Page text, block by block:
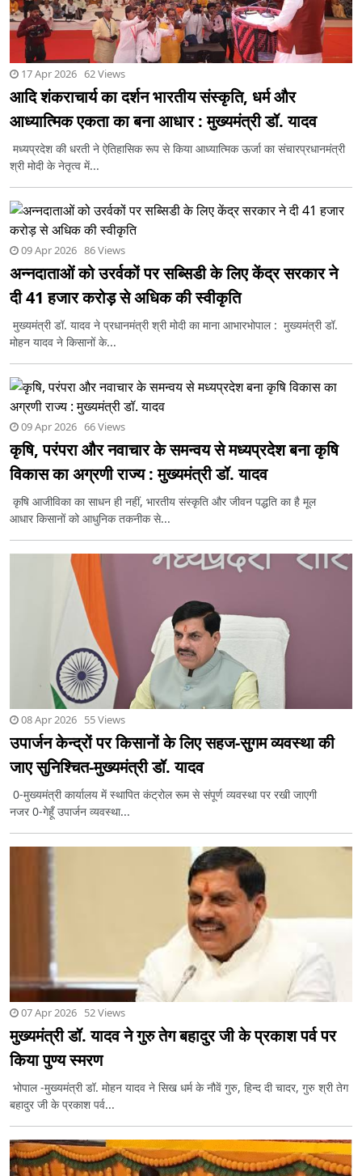
17 Apr 2026 62 Views
आदि शंकराचार्य का दर्शन भारतीय संस्कृति, धर्म और
आध्यात्मिक एकता का बना आधार : मुख्यमंत्री डॉ. यादव
मध्यप्रदेश की धरती ने ऐतिहासिक रूप से किया आध्यात्मिक ऊर्जा का संचारप्रधानमंत्री
श्री मोदी के नेतृत्व में...
09 Apr 2026 86 Views
अन्नदाताओं को उरर्वकों पर सब्सिडी के लिए केंद्र सरकार ने
दी 41 हजार करोड़ से अधिक की स्वीकृति
मुख्यमंत्री डॉ. यादव ने प्रधानमंत्री श्री मोदी का माना आभारभोपाल : मुख्यमंत्री डॉ.
मोहन यादव ने किसानों के...
09 Apr 2026 66 Views
कृषि, परंपरा और नवाचार के समन्वय से मध्यप्रदेश बना कृषि
विकास का अग्रणी राज्य : मुख्यमंत्री डॉ. यादव
कृषि आजीविका का साधन ही नहीं, भारतीय संस्कृति और जीवन पद्धति का है मूल
आधार किसानों को आधुनिक तकनीक से...
08 Apr 2026 55 Views
उपार्जन केन्द्रों पर किसानों के लिए सहज-सुगम व्यवस्था की
जाए सुनिश्चित-मुख्यमंत्री डॉ. यादव
0-मुख्यमंत्री कार्यालय में स्थापित कंट्रोल रूम से संपूर्ण व्यवस्था पर रखी जाएगी
नजर 0-गेहूँ उपार्जन व्यवस्था...
07 Apr 2026 52 Views
मुख्यमंत्री डॉ. यादव ने गुरु तेग बहादुर जी के प्रकाश पर्व पर
किया पुण्य स्मरण
भोपाल -मुख्यमंत्री डॉ. मोहन यादव ने सिख धर्म के नौवें गुरु, हिन्द दी चादर, गुरु श्री तेग
बहादुर जी के प्रकाश पर्व...